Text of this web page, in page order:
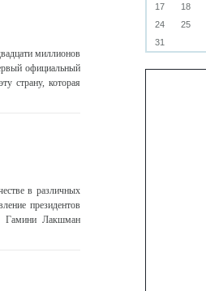
17
18
24
25
31
миллионов
официальный
страну, которая
в различных
президентов
Гамини Лакшман